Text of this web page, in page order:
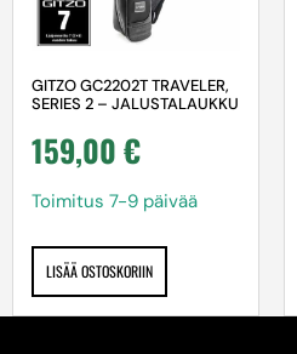
GITZO GC2202T TRAVELER,
SERIES 2 – JALUSTALAUKKU
159,00€
Toimitus 7-9 päivää
LISÄÄ OSTOSKORIIN